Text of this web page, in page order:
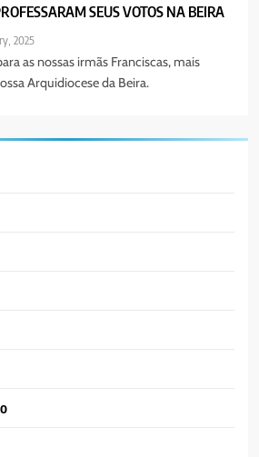
SEUS VOTOS NA BEIRA
2025
as nossas irmãs Franciscas, mais
Arquidiocese da Beira.